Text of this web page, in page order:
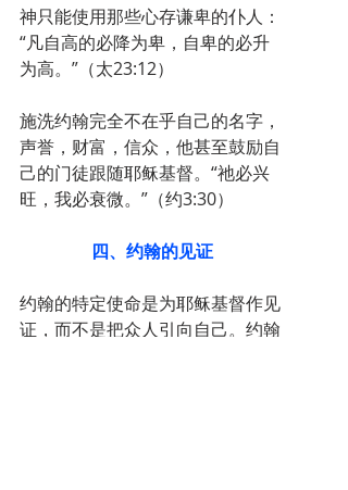
神只能使用那些心存谦卑的仆人：
“凡自高的必降为卑，自卑的必升
为高。”（太23:12）
施洗约翰完全不在乎自己的名字，
声誉，财富，信众，他甚至鼓励自
己的门徒跟随耶稣基督。“祂必兴
旺，我必衰微。”（约3:30）
四、约翰的见证
约翰的特定使命是为耶稣基督作见
证，而不是把众人引向自己。约翰